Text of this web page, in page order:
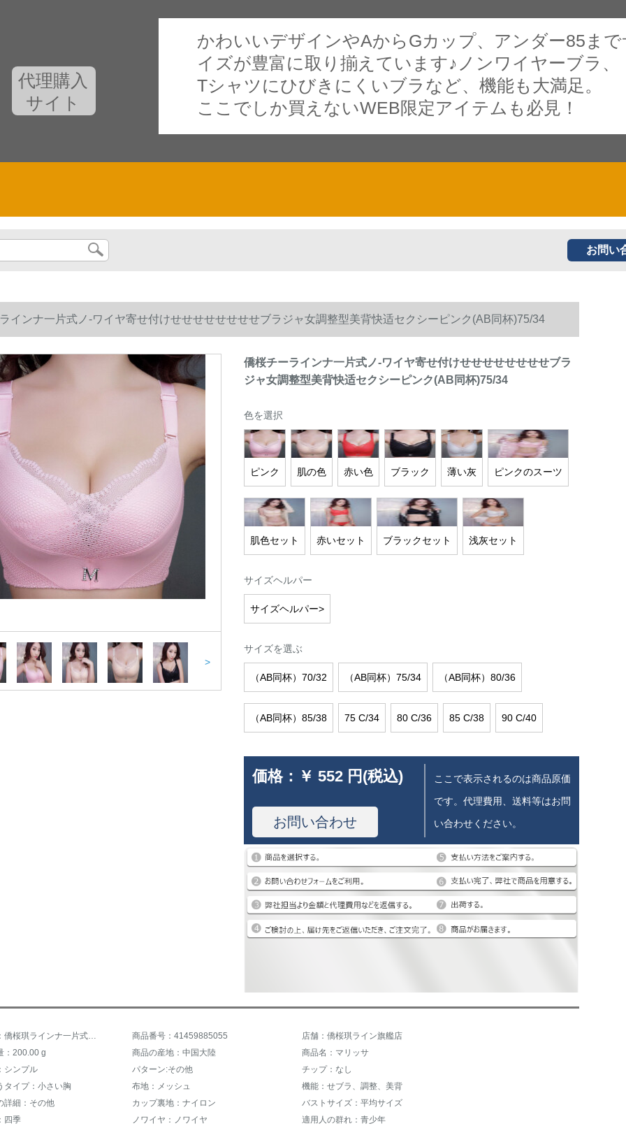
代理購入
サイト
かわいいデザインやAからGカップ、アンダー85まで
イズが豊富に取り揃えています♪ノンワイヤーブラ、
Tシャツにひびきにくいブラなど、機能も大満足。
ここでしか買えないWEB限定アイテムも必見！
お問い
インナ一片式ノ-ワイヤ寄せ付けせせせせせせせせブラジャ女調整型美背快适セクシーピンク(AB同杯)75/34
>
僑桜チーラインナ一片式ノ-ワイヤ寄せ付けせせせせせせせせブラ
ジャ女調整型美背快适セクシーピンク(AB同杯)75/34
色を選択
ピンク 肌の色 赤い色 ブラック 薄い灰 ピンクのスーツ
肌色セット 赤いセット ブラックセット 浅灰セット
サイズヘルパー
サイズヘルパー>
サイズを選ぶ
（AB同杯）70/32 （AB同杯）75/34 （AB同杯）80/36
（AB同杯）85/38 75 C/34 80 C/36 85 C/38 90 C/40
価格： ￥ 552 円(税込)
お問い合わせ
ここで表示されるのは商品原価
です。代理費用、送料等はお問
い合わせください。
商品名称：僑桜琪ラインナ一片式ノ-ワイヤ寄せせブラジャ女性調整型美背快适セクライトピンク(AB同杯)75/34 商品番号：41459885055
店舗：僑桜琪ライン旗艦店
：200.00 g
商品の産地：中国大陸
商品名：マリッサ
シンプル
パターン:その他
チップ：なし
タイプ：小さい胸
布地：メッシュ
機能：せブラ、調整、美背
詳細：その他
カップ裏地：ナイロン
バストサイズ：平均サイズ
四季
ノワイヤ：ノワイヤ
適用人の群れ：青少年